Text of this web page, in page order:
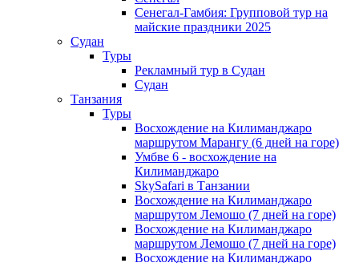
Сенегал-Гамбия: Групповой тур на
майские праздники 2025
Судан
Туры
Рекламный тур в Cудан
Cудан
Танзания
Туры
Восхождение на Килиманджаро
маршрутом Марангу (6 дней на горе)
Умбве 6 - восхождение на
Килиманджаро
SkySafari в Танзании
Восхождение на Килиманджаро
маршрутом Лемошо (7 дней на горе)
Восхождение на Килиманджаро
маршрутом Лемошо (7 дней на горе)
Восхождение на Килиманджаро